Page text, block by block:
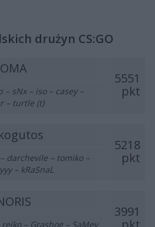
drużyn CS:GO
5551
pkt
– sNx – iso – casey –
– turtle (t)
5218
pkt
darchevile – tomiko –
– kRaSnaL
3991
reiko – Grashog – SaMey